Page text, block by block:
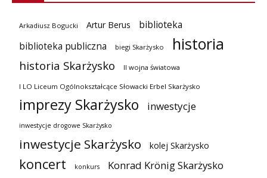
Arkadiusz Bogucki Artur Berus
biblioteka
biblioteka publiczna
biegi Skarżysko historia
historia Skarżysko II wojna światowa
I LO Liceum Ogólnokształcące Słowacki Erbel Skarżysko
imprezy Skarżysko inwestycje
inwestycje drogowe Skarżysko
inwestycje Skarżysko kolej Skarżysko
koncert konkurs Konrad Krönig Skarżysko